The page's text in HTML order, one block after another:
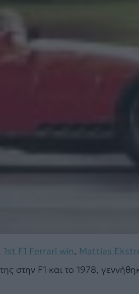
1st F1 Ferrari win, Mattias
στην F1 και το 1978,